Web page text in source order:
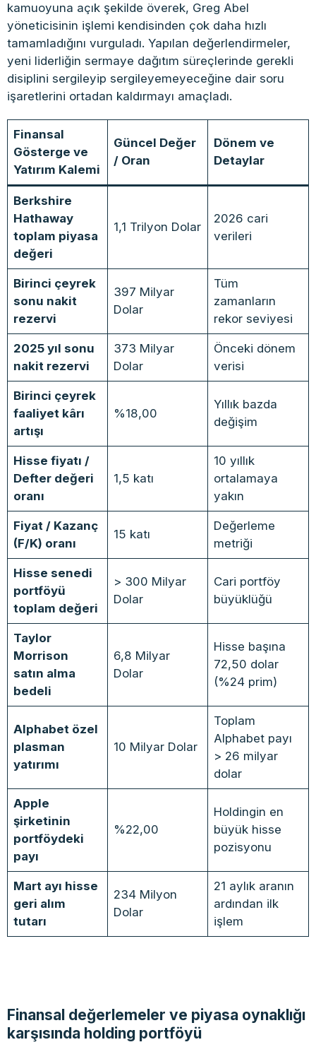
kamuoyuna açık şekilde överek, Greg Abel
yöneticisinin işlemi kendisinden çok daha hızlı
tamamladığını vurguladı. Yapılan değerlendirmeler,
yeni liderliğin sermaye dağıtım süreçlerinde gerekli
disiplini sergileyip sergileyemeyeceğine dair soru
işaretlerini ortadan kaldırmayı amaçladı.
Finansal
Gösterge ve
Yatırım Kalemi
Güncel Değer
/ Oran
Dönem ve
Detaylar
Berkshire
Hathaway
toplam piyasa
değeri
1,1 Trilyon Dolar
2026 cari
verileri
Birinci çeyrek
sonu nakit
rezervi
397 Milyar
Dolar
Tüm
zamanların
rekor seviyesi
2025 yıl sonu
nakit rezervi
373 Milyar
Dolar
Önceki dönem
verisi
Birinci çeyrek
faaliyet kârı
artışı
%18,00
Yıllık bazda
değişim
Hisse fiyatı /
Defter değeri
oranı
1,5 katı
10 yıllık
ortalamaya
yakın
Fiyat / Kazanç
(F/K) oranı
15 katı
Değerleme
metriği
Hisse senedi
portföyü
toplam değeri
> 300 Milyar
Dolar
Cari portföy
büyüklüğü
Taylor
Morrison
satın alma
bedeli
6,8 Milyar
Dolar
Hisse başına
72,50 dolar
(%24 prim)
Alphabet özel
plasman
yatırımı
10 Milyar Dolar
Toplam
Alphabet payı
> 26 milyar
dolar
Apple
şirketinin
portföydeki
payı
%22,00
Holdingin en
büyük hisse
pozisyonu
Mart ayı hisse
geri alım
tutarı
234 Milyon
Dolar
21 aylık aranın
ardından ilk
işlem
Finansal değerlemeler ve piyasa oynaklığı
karşısında holding portföyü